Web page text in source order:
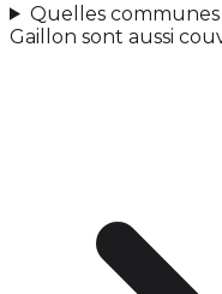
Quelles communes
Gaillon sont aussi